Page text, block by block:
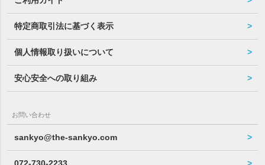
特定商取引法に基づく表示
個人情報取り扱いについて
安心安全への取り組み
お問い合わせ
sankyo@the-sankyo.com
072-730-2233